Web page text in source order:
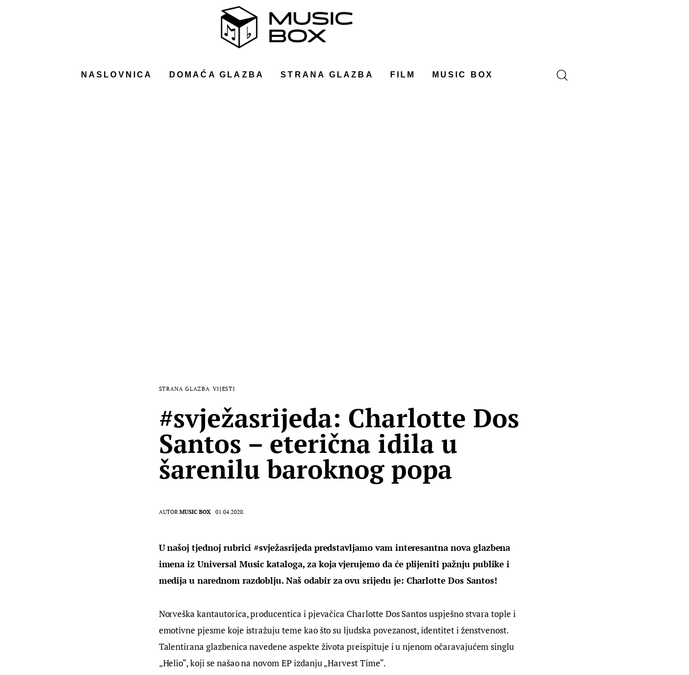
NASLOVNICA DOMAĆA GLAZBA STRANA GLAZBA FILM MUSIC BOX
STRANA GLAZBA VIJESTI
#svježasrijeda: Charlotte Dos
Santos – eterična idila u
šarenilu baroknog popa
AUTOR MUSIC BOX 01.04.2020.
U našoj tjednoj rubrici #svježasrijeda predstavljamo vam interesantna nova glazbena
imena iz Universal Music kataloga, za koja vjerujemo da će plijeniti pažnju publike i
medija u narednom razdoblju. Naš odabir za ovu srijedu je: Charlotte Dos Santos!
Norveška kantautorica, producentica i pjevačica Charlotte Dos Santos uspješno stvara tople i
emotivne pjesme koje istražuju teme kao što su ljudska povezanost, identitet i ženstvenost.
Talentirana glazbenica navedene aspekte života preispituje i u njenom očaravajućem singlu
„Helio“, koji se našao na novom EP izdanju „Harvest Time“.